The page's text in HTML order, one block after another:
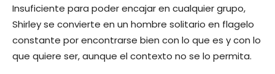
Insuficiente para poder encajar en cualquier grupo,
Shirley se convierte en un hombre solitario en flagelo
constante por encontrarse bien con lo que es y con lo
que quiere ser, aunque el contexto no se lo permita.